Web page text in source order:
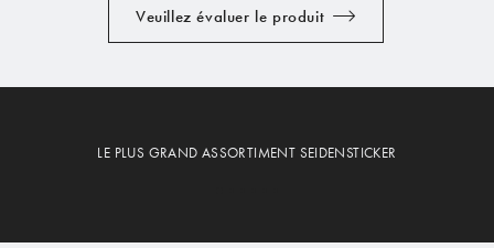
Veuillez évaluer le produit
LE PLUS GRAND ASSORTIMENT SEIDENSTICKER